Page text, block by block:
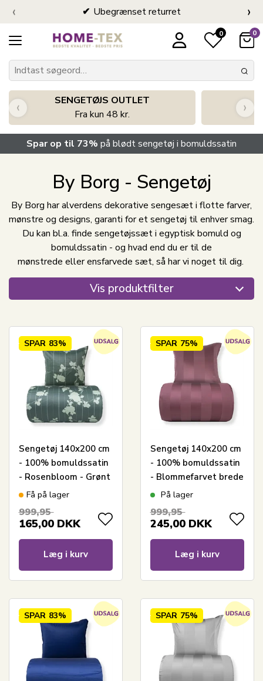
Ubegrænset returret
‹ ›
0 0
SENGETØJS OUTLET
Fra kun 48 kr.
‹ ›
Spar op til 73% på blødt sengetøj i bomuldssatin
By Borg - Sengetøj
By Borg har alverdens dekorative sengesæt i flotte farver,
mønstre og designs, garanti for et sengetøj til enhver smag.
Du kan bl.a. finde sengetøjssæt i egyptisk bomuld og
bomuldssatin - og hvad end du er til de
mønstrede eller ensfarvede sæt, så har vi noget til dig.
Vis produktfilter
SPAR 83%
Sengetøj 140x200 cm
- 100% bomuldssatin
- Rosenbloom - Grønt
blomstret og stribet
Få på lager
999,95
165,00 DKK
Læg i kurv
SPAR 75%
Sengetøj 140x200 cm
- 100% bomuldssatin
- Blommefarvet brede
striber
På lager
999,95
245,00 DKK
Læg i kurv
SPAR 83% SPAR 75%